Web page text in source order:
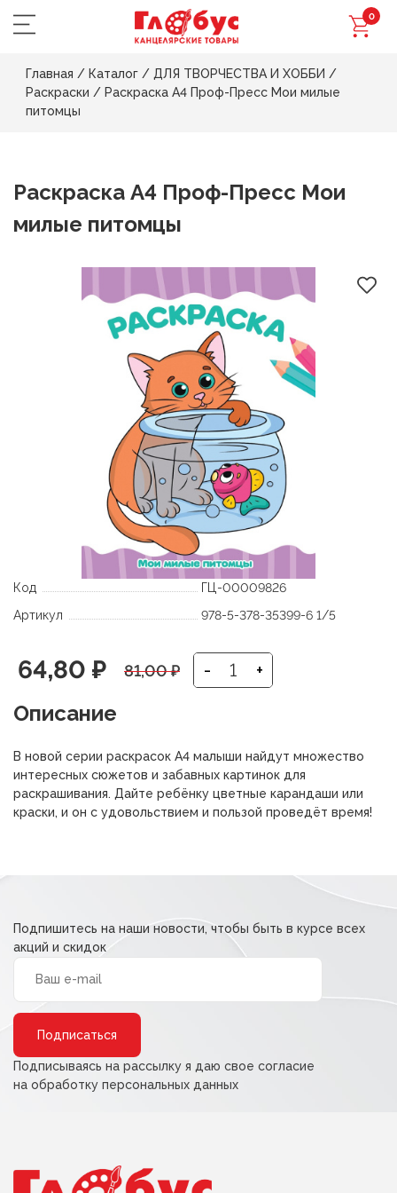
0
Главная / Каталог / ДЛЯ ТВОРЧЕСТВА И ХОББИ /
Раскраски / Раскраска А4 Проф-Пресс Мои милые
питомцы
Раскраска А4 Проф-Пресс Мои
милые питомцы
Код
ГЦ-00009826
Артикул
978-5-378-35399-6 1/5
81,00₽
Первоначальная
цена
составляла
81,00 ₽.
64,80 ₽
Текущая
цена:
64,80 ₽.
- +
Описание
В новой серии раскрасок А4 малыши найдут множество
интересных сюжетов и забавных картинок для
раскрашивания. Дайте ребёнку цветные карандаши или
краски, и он с удовольствием и пользой проведёт время!
Подпишитесь на наши новости, чтобы быть в курсе всех
акций и скидок
Подписываясь на рассылку я даю свое согласие
на обработку персональных данных